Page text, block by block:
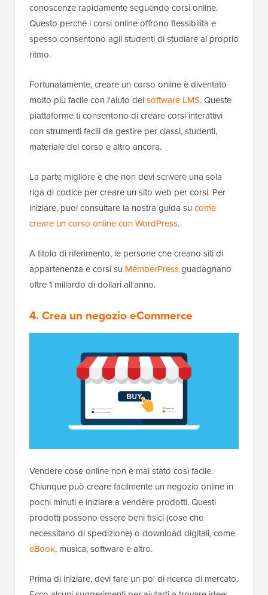
conoscenze rapidamente seguendo corsi online.
Questo perché i corsi online offrono flessibilità e
spesso consentono agli studenti di studiare al proprio
ritmo.
Fortunatamente, creare un corso online è diventato
molto più facile con l'aiuto delsoftware LMS. Queste
piattaforme ti consentono di creare corsi interattivi
con strumenti facili da gestire per classi, studenti,
materiale del corso e altro ancora.
La parte migliore è che non devi scrivere una sola
riga di codice per creare un sito web per corsi. Per
iniziare, puoi consultare la nostra guida su come
creare un corso online con WordPress.
A titolo di riferimento, le persone che creano siti di
appartenenza e corsi su MemberPressguadagnano
oltre 1 miliardo di dollari all'anno.
4. Crea un negozio eCommerce
Vendere cose online non è mai stato così facile.
Chiunque può creare facilmente un negozio online in
pochi minuti e iniziare a vendere prodotti. Questi
prodotti possono essere beni fisici (cose che
necessitano di spedizione) o download digitali, come
eBook, musica, software e altro.
Prima di iniziare, devi fare un po' di ricerca di mercato.